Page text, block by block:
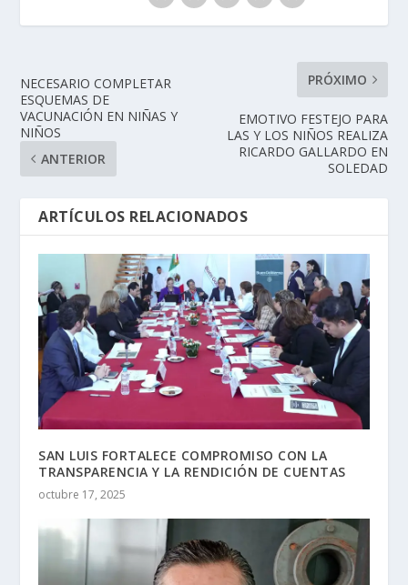
NECESARIO COMPLETAR
ESQUEMAS DE
VACUNACIÓN EN NIÑAS Y
NIÑOS
ANTERIOR
PRÓXIMO
EMOTIVO FESTEJO PARA
LAS Y LOS NIÑOS REALIZA
RICARDO GALLARDO EN
SOLEDAD
ARTÍCULOS RELACIONADOS
SAN LUIS FORTALECE COMPROMISO CON LA
TRANSPARENCIA Y LA RENDICIÓN DE CUENTAS
octubre 17, 2025